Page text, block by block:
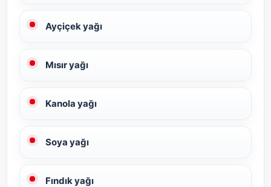
Ayçiçek yağı
Mısır yağı
Kanola yağı
Soya yağı
Fındık yağı